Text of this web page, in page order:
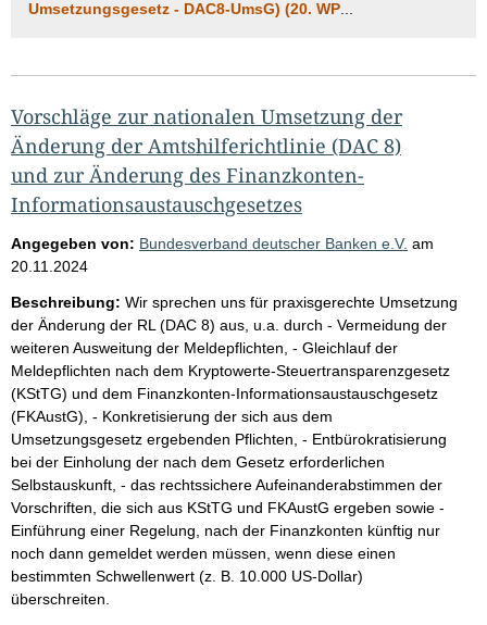
Umsetzungsgesetz - DAC8-UmsG) (20. WP
Vorschläge zur nationalen Umsetzung der
Änderung der Amtshilferichtlinie (DAC 8)
und zur Änderung des Finanzkonten-
Informationsaustauschgesetzes
Angegeben von: Bundesverband deutscher Banken e.V. am
20.11.2024
Beschreibung: Wir sprechen uns für praxisgerechte Umsetzung
der Änderung der RL (DAC 8) aus, u.a. durch - Vermeidung der
weiteren Ausweitung der Meldepflichten, - Gleichlauf der
Meldepflichten nach dem Kryptowerte-Steuertransparenzgesetz
(KStTG) und dem Finanzkonten-Informationsaustauschgesetz
(FKAustG), - Konkretisierung der sich aus dem
Umsetzungsgesetz ergebenden Pflichten, - Entbürokratisierung
bei der Einholung der nach dem Gesetz erforderlichen
Selbstauskunft, - das rechtssichere Aufeinanderabstimmen der
Vorschriften, die sich aus KStTG und FKAustG ergeben sowie -
Einführung einer Regelung, nach der Finanzkonten künftig nur
noch dann gemeldet werden müssen, wenn diese einen
bestimmten Schwellenwert (z. B. 10.000 US-Dollar)
überschreiten.